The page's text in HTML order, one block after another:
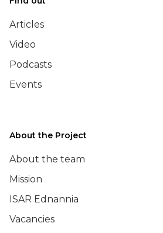
Articles
Video
Podcasts
Events
About the Project
About the team
Mission
ISAR Ednannia
Vacancies